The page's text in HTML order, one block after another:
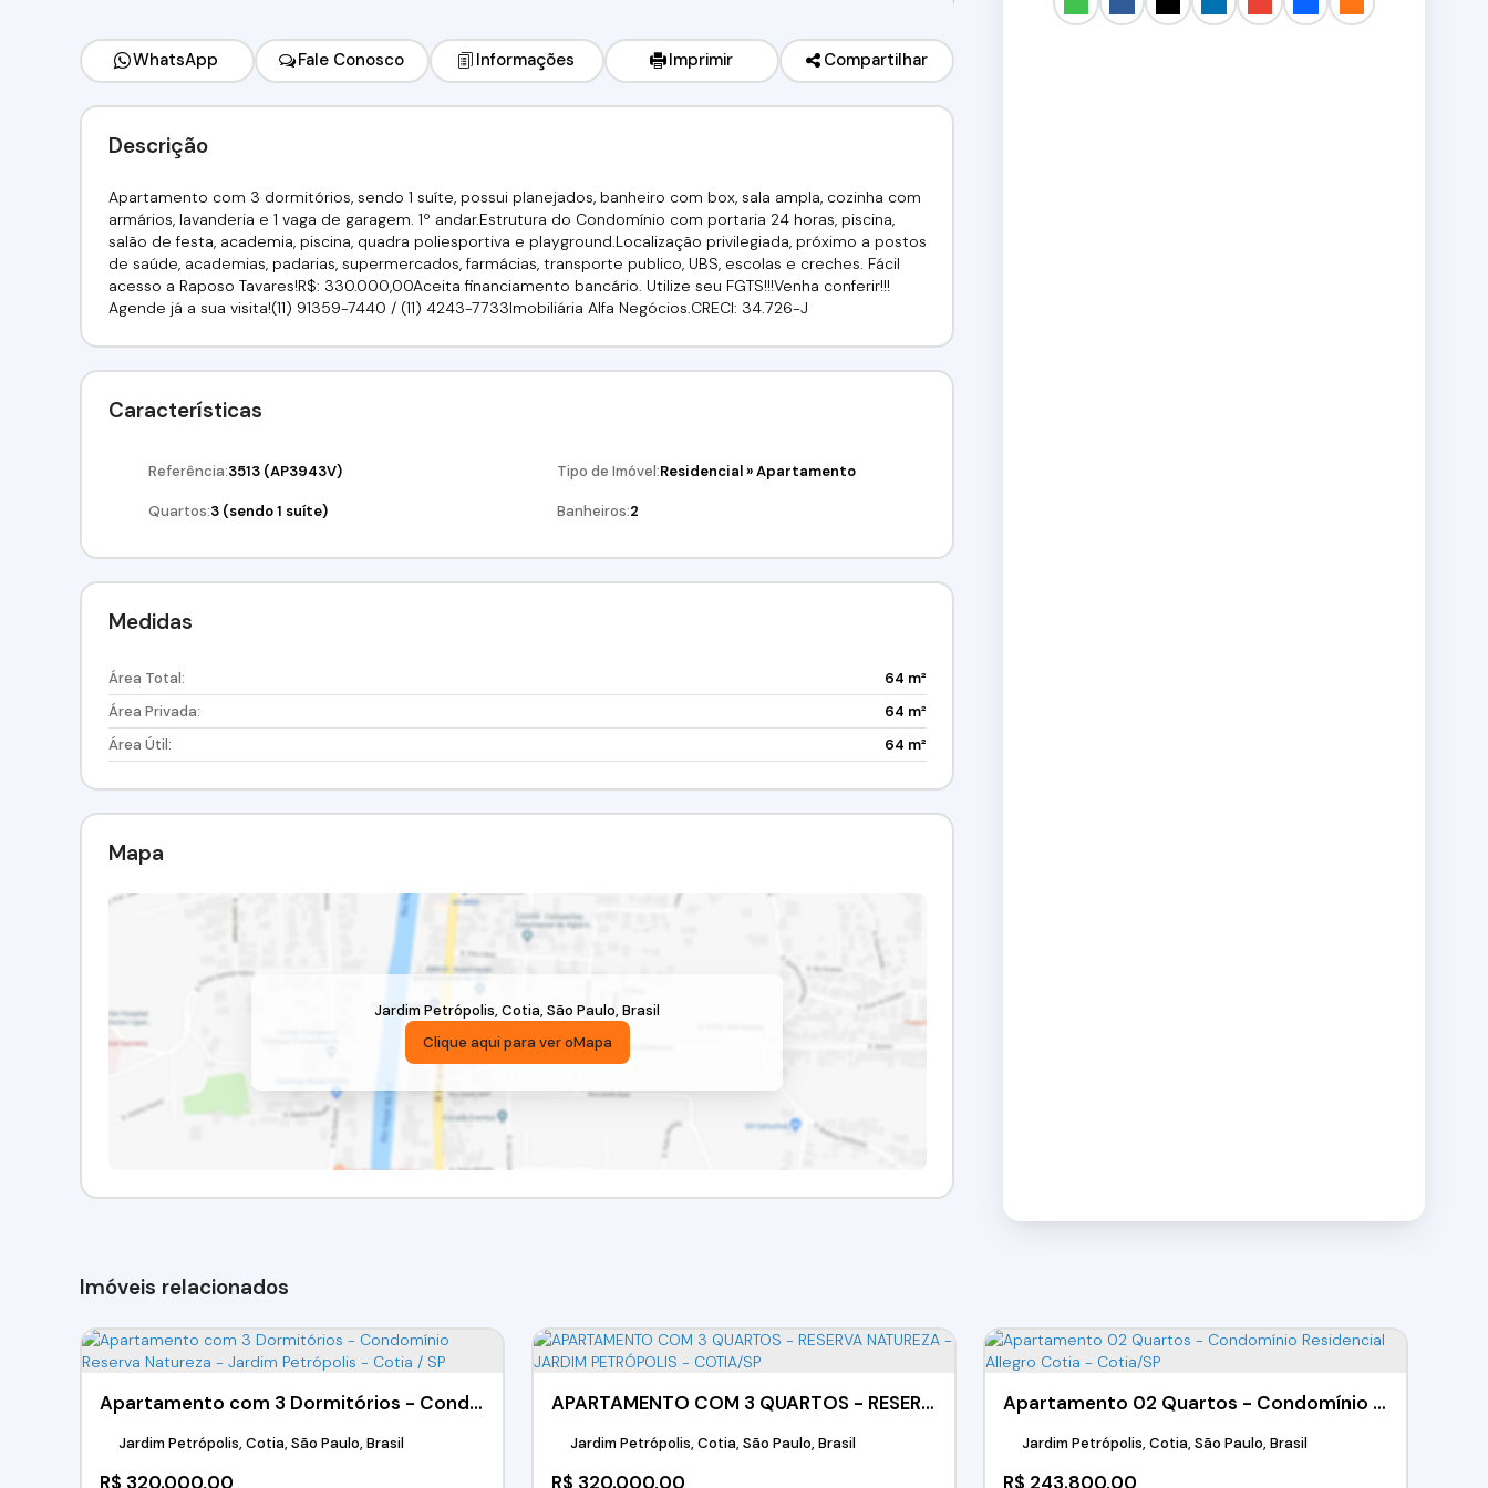
WhatsApp Fale Conosco Informações Imprimir Compartilhar
Descrição
Apartamento com 3 dormitórios, sendo 1 suíte, possui planejados, banheiro com box, sala ampla, cozinha com
armários, lavanderia e 1 vaga de garagem. 1º andar.Estrutura do Condomínio com portaria 24 horas, piscina,
salão de festa, academia, piscina, quadra poliesportiva e playground.Localização privilegiada, próximo a postos
de saúde, academias, padarias, supermercados, farmácias, transporte publico, UBS, escolas e creches. Fácil
acesso a Raposo Tavares!R$: 330.000,00Aceita financiamento bancário. Utilize seu FGTS!!!Venha conferir!!!
Agende já a sua visita!(11) 91359-7440 / (11) 4243-7733Imobiliária Alfa Negócios.CRECI: 34.726-J
Características
Referência:3513 (AP3943V) Tipo de Imóvel:Residencial»Apartamento
Quartos:3 (sendo 1 suíte) Banheiros:2
Medidas
Área Total:
64 m²
Área Privada:
64 m²
Área Útil:
64 m²
Mapa
Jardim Petrópolis, Cotia, São Paulo, Brasil
Clique aqui para ver oMapa
Imóveis relacionados
Apartamento com 3 Dormitórios - Condomínio Reserva Natureza - Jardim Petrópolis - Cotia / SP
R$ 320.000,00
Jardim Petrópolis, Cotia, São Paulo, Brasil
APARTAMENTO COM 3 QUARTOS - RESERVA NATUREZA - JARDIM PETRÓPOLIS - COTIA/SP
R$ 320.000,00
Jardim Petrópolis, Cotia, São Paulo, Brasil
Apartamento 02 Quartos - Condomínio Residencial Allegro Cotia - Cotia/SP
R$ 243.800,00
Jardim Petrópolis, Cotia, São Paulo, Brasil